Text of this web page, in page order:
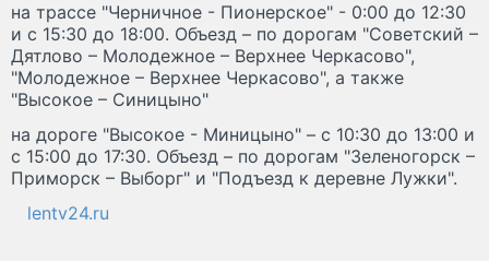
на трассе "Черничное - Пионерское" - 0:00 до 12:30
и с 15:30 до 18:00. Объезд – по дорогам "Советский –
Дятлово – Молодежное – Верхнее Черкасово",
"Молодежное – Верхнее Черкасово", а также
"Высокое – Синицыно"
на дороге "Высокое - Миницыно" – с 10:30 до 13:00 и
с 15:00 до 17:30. Объезд – по дорогам "Зеленогорск –
Приморск – Выборг" и "Подъезд к деревне Лужки".
lentv24.ru